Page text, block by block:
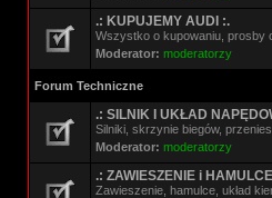
.: KUPUJEMY AUDI :.
Wszystko o kupowaniu, prosby
Moderator: moderatorzy
Forum Techniczne
.: SILNIK I UKŁAD
Silniki, skrzynie biegów,
Moderator: moderatorzy
.: ZAWIESZENIE i
Zawieszenie, hamulce, układ